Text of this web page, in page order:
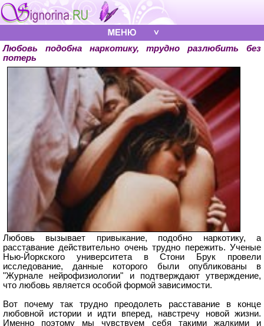
Любовь подобна наркотику, трудно разлюбить без
потерь
Любовь вызывает привыкание, подобно наркотику, а
расставание действительно очень трудно пережить. Ученые
Нью-Йоркского университета в Стони Брук провели
исследование, данные которого были опубликованы в
"Журнале нейрофизиологии" и подтверждают утверждение,
что любовь является особой формой зависимости.
Вот почему так трудно преодолеть расставание в конце
любовной истории и идти вперед, навстречу новой жизни.
Именно поэтому мы чувствуем себя такими жалкими и